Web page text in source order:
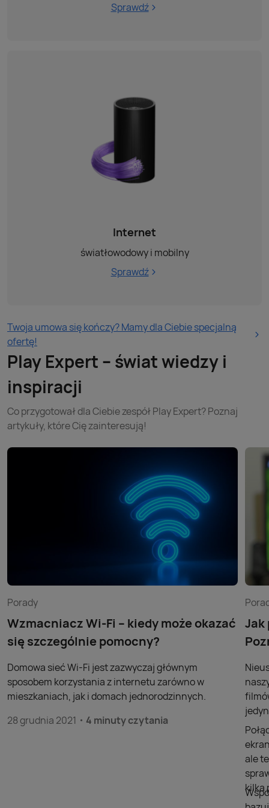
Sprawdź
Internet
światłowodowy i mobilny
Sprawdź
Twoja umowa się kończy? Mamy dla Ciebie specjalną
ofertę!
Play Expert – świat wiedzy i
inspiracji
Co przygotował dla Ciebie zespół Play Expert? Poznaj
artykuły, które Cię zainteresują!
Porady
Wzmacniacz Wi-Fi – kiedy może okazać
się szczególnie pomocny?
Domowa sieć Wi-Fi jest zazwyczaj głównym
sposobem korzystania z internetu zarówno w
mieszkaniach, jak i domach jednorodzinnych.
28 grudnia 2021
4 minuty czytania
Jak
ale
kilka